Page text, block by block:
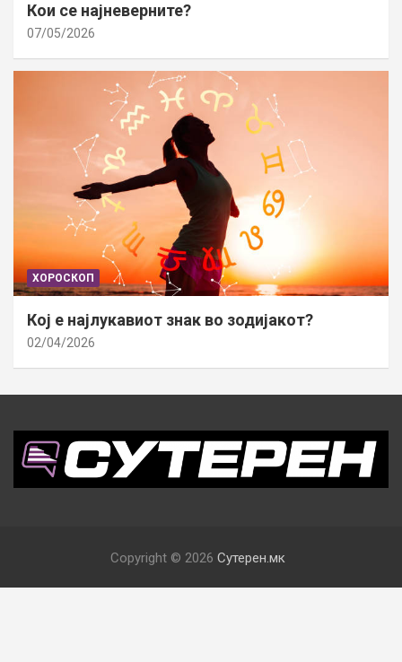
Кои се најневерните?
07/05/2026
ХОРОСКОП
Кој е најлукавиот знак во зодијакот?
02/04/2026
Copyright © 2026 Сутерен.мк